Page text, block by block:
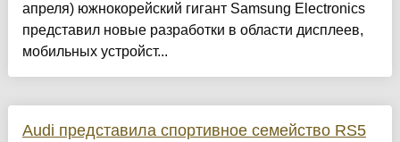
апреля) южнокорейский гигант Samsung Electronics
представил новые разработки в области дисплеев,
мобильных устройст...
Audi представила спортивное семейство RS5